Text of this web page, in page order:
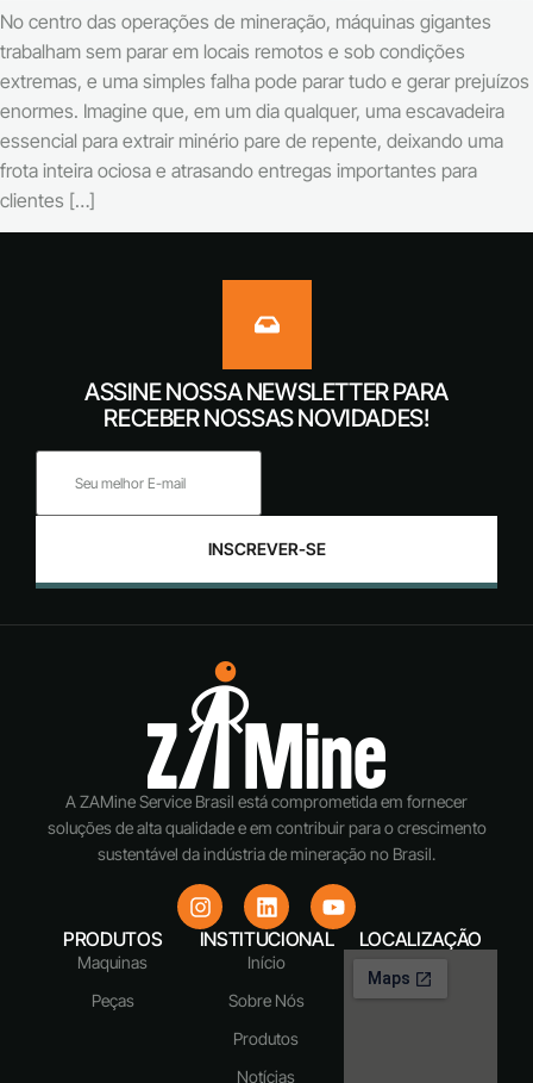
No centro das operações de mineração, máquinas gigantes
trabalham sem parar em locais remotos e sob condições
extremas, e uma simples falha pode parar tudo e gerar prejuízos
enormes. Imagine que, em um dia qualquer, uma escavadeira
essencial para extrair minério pare de repente, deixando uma
frota inteira ociosa e atrasando entregas importantes para
clientes […]
ASSINE NOSSA NEWSLETTER PARA
RECEBER NOSSAS NOVIDADES!
INSCREVER-SE
A ZAMine Service Brasil está comprometida em fornecer
soluções de alta qualidade e em contribuir para o crescimento
sustentável da indústria de mineração no Brasil.
PRODUTOS
Maquinas
Peças
INSTITUCIONAL
Início
Sobre Nós
Produtos
Notícias
LOCALIZAÇÃO